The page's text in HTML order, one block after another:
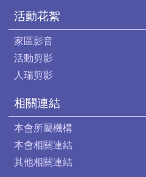
活動花絮
家區影音
活動剪影
人瑞剪影
相關連結
本會所屬機構
本會相關連結
其他相關連結